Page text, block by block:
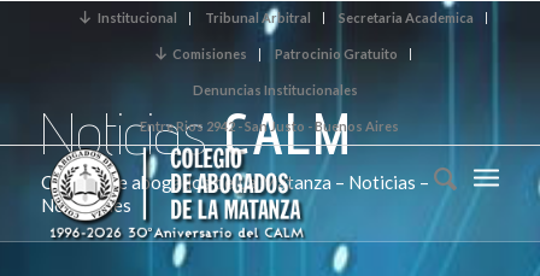
Institucional Tribunal Arbitral Secretaria Academica
Comisiones Patrocinio Gratuito
Denuncias Institucionales
Entre Rios 2942 - San Justo - Buenos Aires
NoticiasCALM
Colegio de abogados de La Matanza – Noticias –
Novedades